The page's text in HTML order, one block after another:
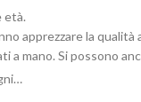
età.
apprezzare la
mano. Si possono